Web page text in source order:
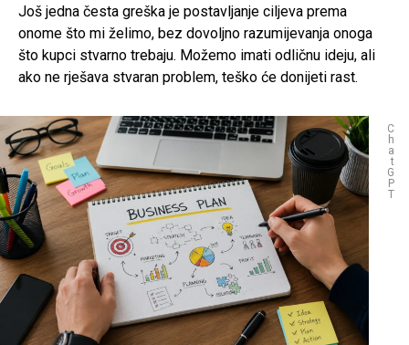
Još jedna česta greška je postavljanje ciljeva prema
onome što mi želimo, bez dovoljno razumijevanja onoga
što kupci stvarno trebaju. Možemo imati odličnu ideju, ali
ako ne rješava stvaran problem, teško će donijeti rast.
C
h
a
t
G
P
T